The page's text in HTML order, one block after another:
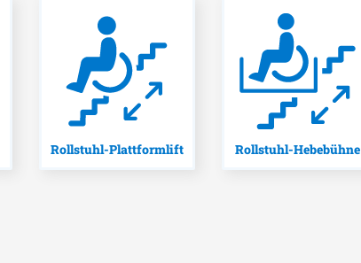
Rollstuhl-Plattformlift Rollstuhl-Hebebühne